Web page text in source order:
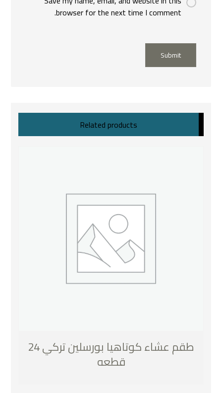
browser for the next time I comment.
Submit
Related products
طقم عشاء كوتاهيا بورسلين تركي 24
قطعه